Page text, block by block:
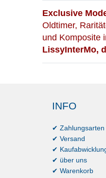
Exclusive
Oldtimer,
und Komposite
LissyInterMo,
INFO
✔ Zahlungsarten
✔ Versand
✔
✔ über uns
✔ Warenkorb